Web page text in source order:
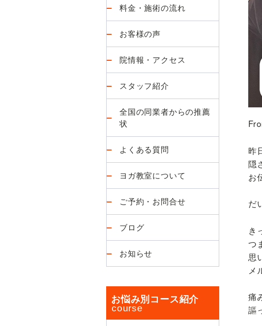
昨
隠
お
だ
き
つ
思
メ
痛
謳
料金・施術の流れ
お客様の声
院情報・アクセス
スタッフ紹介
全国の同業者からの推薦
状
よくある質問
ヨガ教室について
ご予約・お問合せ
ブログ
お知らせ
お悩み別コース紹介